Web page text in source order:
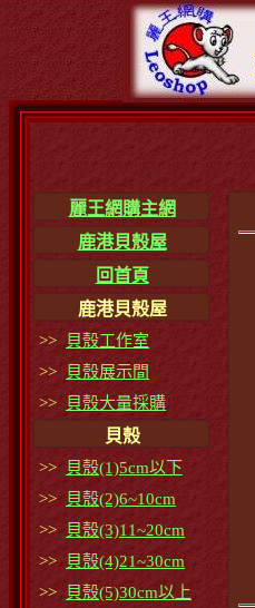
麗王網購主網
鹿港貝殼屋
回首頁
鹿港貝殼屋
>>
貝殼工作室
>> 貝殼展示間
>>
貝殼大量採購
貝殼
>> 貝殼(1)5cm以下
>> 貝殼(2)6~10cm
>> 貝殼(3)11~20cm
>>
貝殼(4)21~30cm
>>
貝殼(5)30cm以上